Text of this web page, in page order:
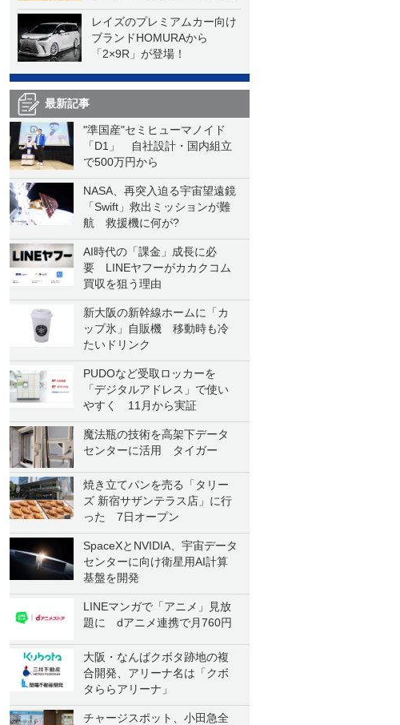
レイズのプレミアムカー向け
ブランドHOMURAから
「2×9R」が登場！
最新記事
"準国産"セミヒューマノイド
「D1」 自社設計・国内組立
で500万円から
NASA、再突入迫る宇宙望遠鏡
「Swift」救出ミッションが難
航 救援機に何が?
AI時代の「課金」成長に必
要 LINEヤフーがカカクコム
買収を狙う理由
新大阪の新幹線ホームに「カ
ップ氷」自販機 移動時も冷
たいドリンク
PUDOなど受取ロッカーを
「デジタルアドレス」で使い
やすく 11月から実証
魔法瓶の技術を高架下データ
センターに活用 タイガー
焼き立てパンを売る「タリー
ズ 新宿サザンテラス店」に行
った 7日オープン
SpaceXとNVIDIA、宇宙データ
センターに向け衛星用AI計算
基盤を開発
LINEマンガで「アニメ」見放
題に dアニメ連携で月760円
大阪・なんばクボタ跡地の複
合開発、アリーナ名は「クボ
タららアリーナ」
チャージスポット、小田急全